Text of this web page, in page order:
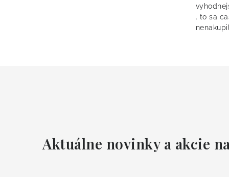
. to sa
Aktuálne novinky a akcie